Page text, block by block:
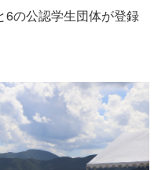
6の公認学生団体が登録